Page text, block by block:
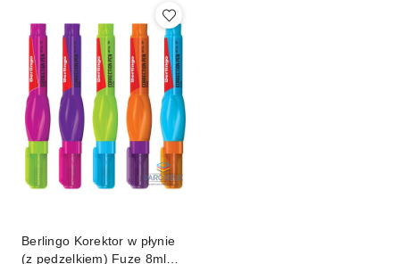
Berlingo Korektor w płynie
(z pędzelkiem) Fuze 8ml